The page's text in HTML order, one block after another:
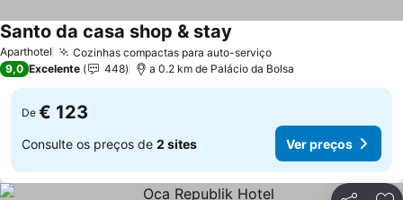
Aparthotel Cozinhas compactas para auto-serviçoVer preços
Santo da casa shop & stay
9,0 Excelente 448 a 0.2 km de Palácio da Bolsa
De € 123
Consulte os preços de 2 sites Ver preços